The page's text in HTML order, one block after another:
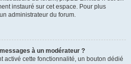
instauré sur cet espace. Pour plus
administrateur du forum.
à un modérateur ?
activé cette fonctionnalité, un bouton dédié